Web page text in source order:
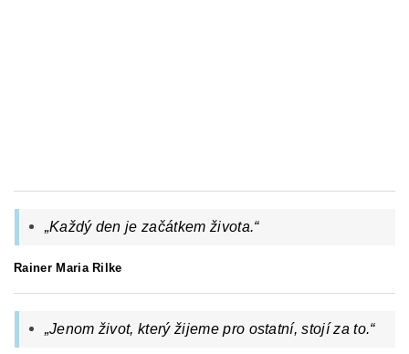
„Každý den je začátkem života.“
Rainer Maria Rilke
„Jenom život, který žijeme pro ostatní, stojí za to.“